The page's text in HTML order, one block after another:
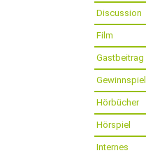
Discussion
Film
Gastbeitrag
Gewinnspiel
Hörbücher
Hörspiel
Internes